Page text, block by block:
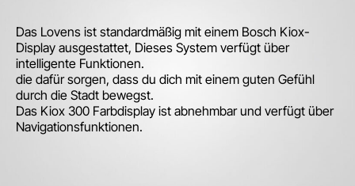
Das Lovens ist standardmäßig mit einem Bosch Kiox-
Display ausgestattet, Dieses System verfügt über
intelligente Funktionen.
die dafür sorgen, dass du dich mit einem guten Gefühl
durch die Stadt bewegst.
Das Kiox 300 Farbdisplay ist abnehmbar und verfügt über
Navigationsfunktionen.